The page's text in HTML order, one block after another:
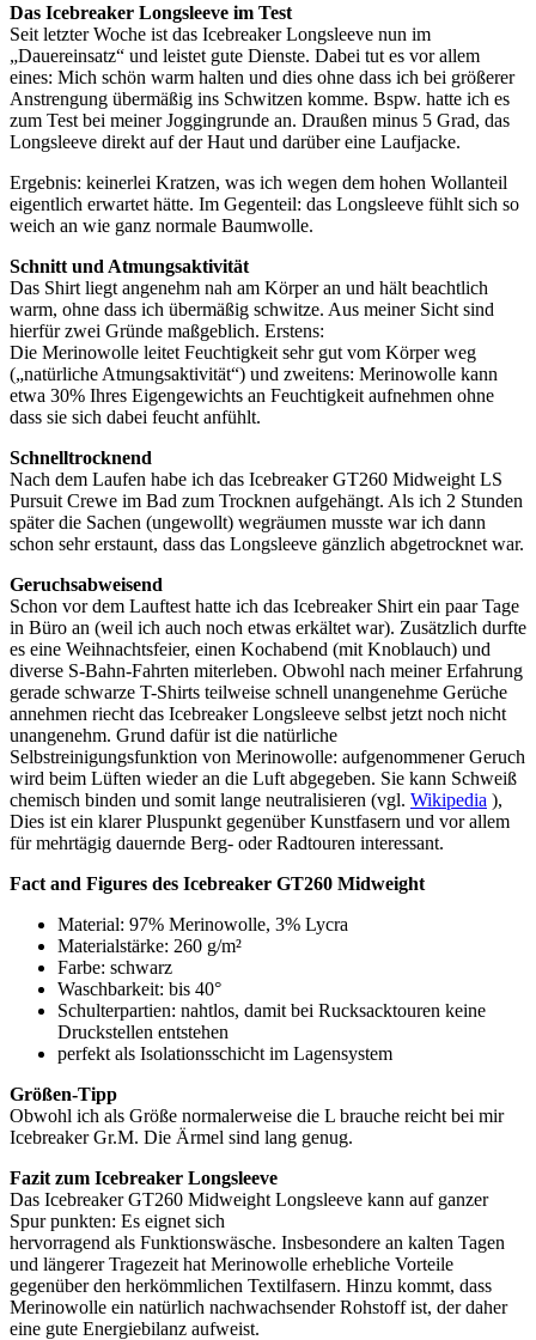
Das Icebreaker Longsleeve im Test
Seit letzter Woche ist das Icebreaker Longsleeve nun im
„Dauereinsatz“ und leistet gute Dienste. Dabei tut es vor allem
eines: Mich schön warm halten und dies ohne dass ich bei größerer
Anstrengung übermäßig ins Schwitzen komme. Bspw. hatte ich es
zum Test bei meiner Joggingrunde an. Draußen minus 5 Grad, das
Longsleeve direkt auf der Haut und darüber eine Laufjacke.
Ergebnis: keinerlei Kratzen, was ich wegen dem hohen Wollanteil
eigentlich erwartet hätte. Im Gegenteil: das Longsleeve fühlt sich so
weich an wie ganz normale Baumwolle.
Schnitt und Atmungsaktivität
Das Shirt liegt angenehm nah am Körper an und hält beachtlich
warm, ohne dass ich übermäßig schwitze. Aus meiner Sicht sind
hierfür zwei Gründe maßgeblich. Erstens:
Die Merinowolle leitet Feuchtigkeit sehr gut vom Körper weg
(„natürliche Atmungsaktivität“) und zweitens: Merinowolle kann
etwa 30% Ihres Eigengewichts an Feuchtigkeit aufnehmen ohne
dass sie sich dabei feucht anfühlt.
Schnelltrocknend
Nach dem Laufen habe ich das Icebreaker GT260 Midweight LS
Pursuit Crewe im Bad zum Trocknen aufgehängt. Als ich 2 Stunden
später die Sachen (ungewollt) wegräumen musste war ich dann
schon sehr erstaunt, dass das Longsleeve gänzlich abgetrocknet war.
Geruchsabweisend
Schon vor dem Lauftest hatte ich das Icebreaker Shirt ein paar Tage
in Büro an (weil ich auch noch etwas erkältet war). Zusätzlich durfte
es eine Weihnachtsfeier, einen Kochabend (mit Knoblauch) und
diverse S-Bahn-Fahrten miterleben. Obwohl nach meiner Erfahrung
gerade schwarze T-Shirts teilweise schnell unangenehme Gerüche
annehmen riecht das Icebreaker Longsleeve selbst jetzt noch nicht
unangenehm. Grund dafür ist die natürliche
Selbstreinigungsfunktion von Merinowolle: aufgenommener Geruch
wird beim Lüften wieder an die Luft abgegeben. Sie kann Schweiß
chemisch binden und somit lange neutralisieren (vgl. Wikipedia ),
Dies ist ein klarer Pluspunkt gegenüber Kunstfasern und vor allem
für mehrtägig dauernde Berg- oder Radtouren interessant.
Fact and Figures des Icebreaker GT260 Midweight
Material: 97% Merinowolle, 3% Lycra
Materialstärke: 260 g/m²
Farbe: schwarz
Waschbarkeit: bis 40°
Schulterpartien: nahtlos, damit bei Rucksacktouren keine
Druckstellen entstehen
perfekt als Isolationsschicht im Lagensystem
Größen-Tipp
Obwohl ich als Größe normalerweise die L brauche reicht bei mir
Icebreaker Gr.M. Die Ärmel sind lang genug.
Fazit zum Icebreaker Longsleeve
Das Icebreaker GT260 Midweight Longsleeve kann auf ganzer
Spur punkten: Es eignet sich
hervorragend als Funktionswäsche. Insbesondere an kalten Tagen
und längerer Tragezeit hat Merinowolle erhebliche Vorteile
gegenüber den herkömmlichen Textilfasern. Hinzu kommt, dass
Merinowolle ein natürlich nachwachsender Rohstoff ist, der daher
eine gute Energiebilanz aufweist.